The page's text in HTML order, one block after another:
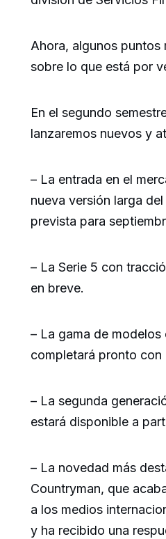
Ahora, algunos puntos
sobre lo que está por
En el segundo
lanzaremos nuevos y
– La entrada en el
nueva versión larga
prevista para
– La Serie 5 con
en breve.
– La gama de modelos
completará pronto con
– La segunda
estará disponible a
– La novedad más
Countryman, que
a los medios
y ha recibido una